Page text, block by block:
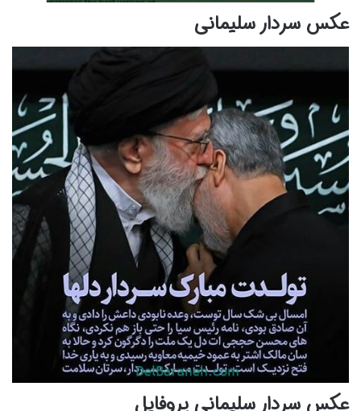
عکس سردار سلیمانی
عکس سردار سلیمانی پروفایل